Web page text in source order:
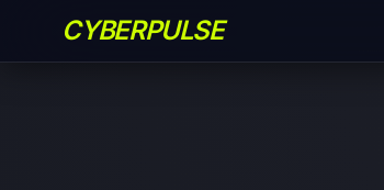
CYBERPULSE